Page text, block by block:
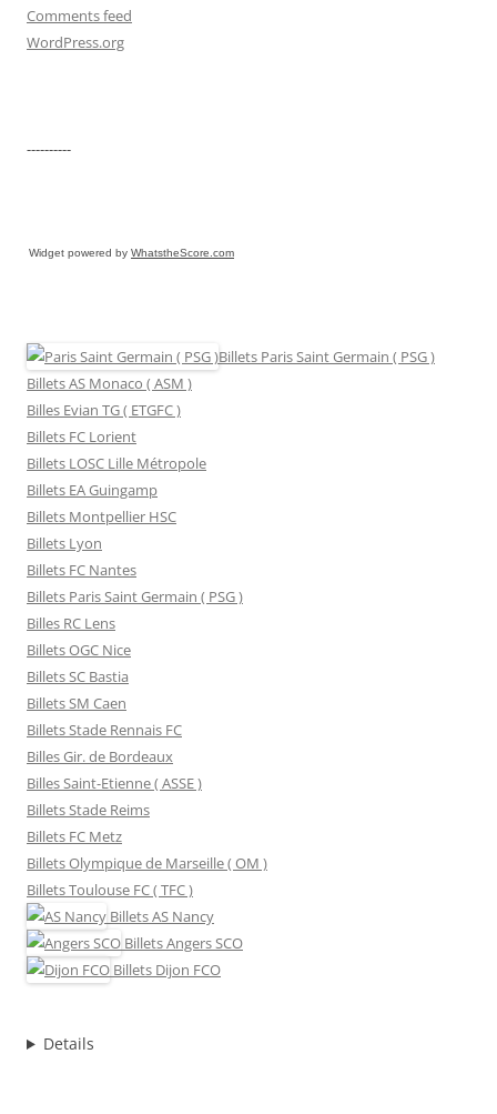
Comments feed
WordPress.org
----------
Widget powered by WhatstheScore.com
Billets Paris Saint Germain ( PSG )
Billets AS Monaco ( ASM )
Billes Evian TG ( ETGFC )
Billets FC Lorient
Billets LOSC Lille Métropole
Billets EA Guingamp
Billets Montpellier HSC
Billets Lyon
Billets FC Nantes
Billets Paris Saint Germain ( PSG )
Billes RC Lens
Billets OGC Nice
Billets SC Bastia
Billets SM Caen
Billets Stade Rennais FC
Billes Gir. de Bordeaux
Billes Saint-Etienne ( ASSE )
Billets Stade Reims
Billets FC Metz
Billets Olympique de Marseille ( OM )
Billets Toulouse FC ( TFC )
BilletsAS Nancy
BilletsAngers SCO
Billets Dijon FCO
Details